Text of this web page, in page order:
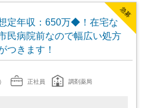
急募
定年収：650万◆！在宅な
民病院前なので幅広い処方
つきます！
正社員 調剤薬局